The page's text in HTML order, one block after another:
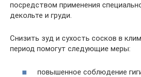
посредством применения
декольте и груди.
Снизить зуд и сухость сосков в
период помогут следующие меры:
повышенное соблюдение